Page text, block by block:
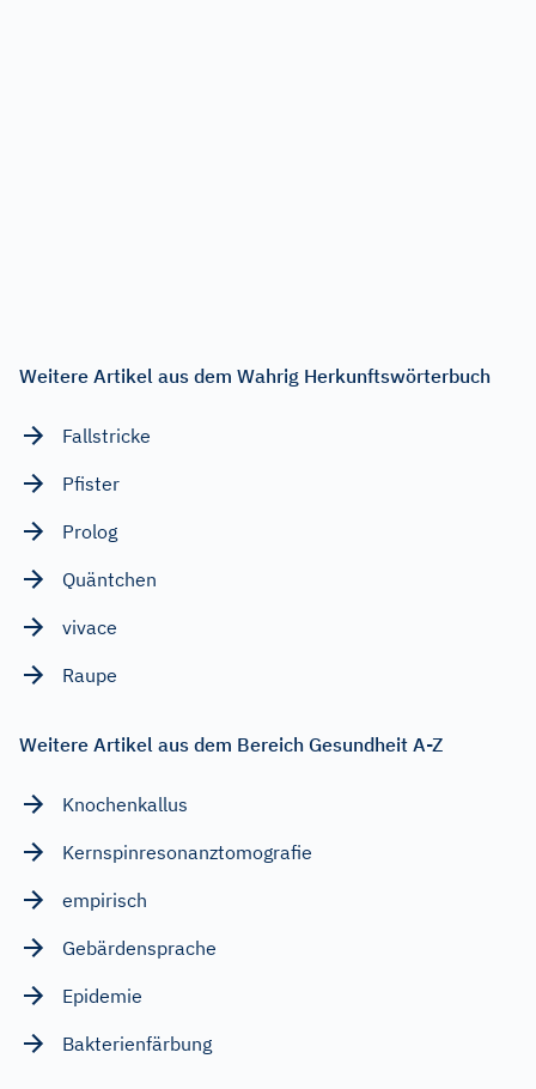
Weitere Artikel aus dem Wahrig Herkunftswörterbuch
Fallstricke
Pfister
Prolog
Quäntchen
vivace
Raupe
Weitere Artikel aus dem Bereich Gesundheit A-Z
Knochenkallus
Kernspinresonanztomografie
empirisch
Gebärdensprache
Epidemie
Bakterienfärbung